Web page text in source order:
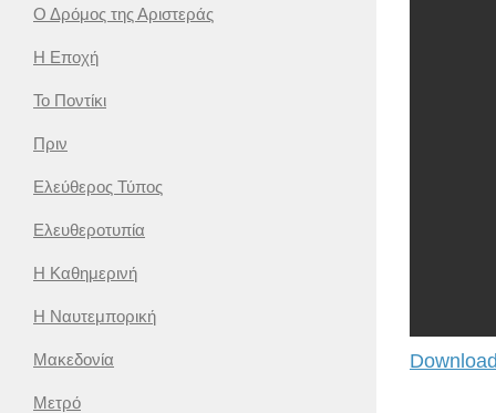
Ο Δρόμος της Αριστεράς
Η Εποχή
Το Ποντίκι
Πριν
Ελεύθερος Τύπος
Ελευθεροτυπία
Η Καθημερινή
Η Ναυτεμπορική
Μακεδονία
Μετρό